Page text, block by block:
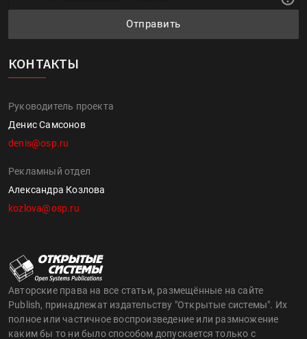
Отправить
КОНТАКТЫ
Руководитель проекта
Денис Самсонов
denis@osp.ru
Рекламный отдел
Александра Козлова
kozlova@osp.ru
Авторские права на все статьи, размещённые на сайте
Publish, принадлежат издательству "Открытые системы". Их
полное или частичное воспроизведение или размножение
каким бы то ни было способом допускается только с